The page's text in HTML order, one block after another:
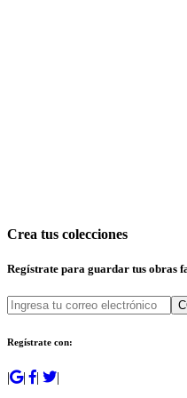
Crea tus colecciones
Regístrate para guardar tus obras
Regístrate con:
| | | |